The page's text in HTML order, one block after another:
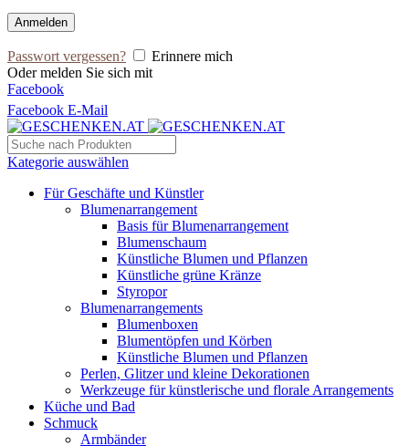
Anmelden
Passwort vergessen?
Erinnere mich
Oder melden Sie sich mit
Facebook
Facebook E-Mail
Kategorie auswählen
Für Geschäfte und Künstler
Blumenarrangement
Basis für Blumenarrangement
Blumenschaum
Künstliche Blumen und Pflanzen
Künstliche grüne Kränze
Styropor
Blumenarrangements
Blumenboxen
Blumentöpfen und Körben
Künstliche Blumen und Pflanzen
Perlen, Glitzer und kleine Dekorationen
Werkzeuge für künstlerische und florale Arrangements
Küche und Bad
Schmuck
Armbänder